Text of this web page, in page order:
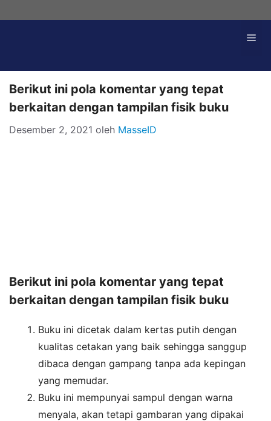
Berikut ini pola komentar yang tepat
berkaitan dengan tampilan fisik buku
Desember 2, 2021 oleh MasseID
Berikut ini pola komentar yang tepat
berkaitan dengan tampilan fisik buku
Buku ini dicetak dalam kertas putih dengan
kualitas cetakan yang baik sehingga sanggup
dibaca dengan gampang tanpa ada kepingan
yang memudar.
Buku ini mempunyai sampul dengan warna
menyala, akan tetapi gambaran yang dipakai